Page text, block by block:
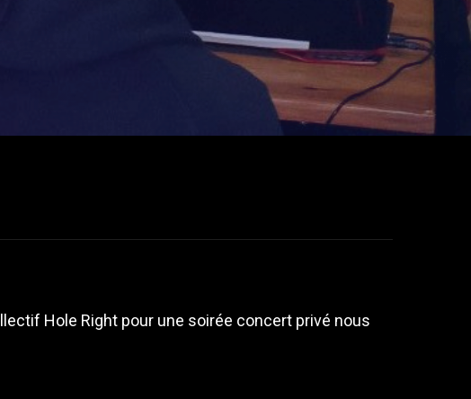
Hole Right pour une soirée concert privé nous